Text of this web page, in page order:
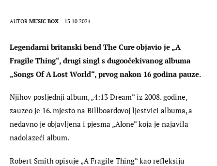
AUTOR MUSIC BOX 13.10.2024.
Legendarni britanski bend The Cure objavio je „A
Fragile Thing“, drugi singl s dugoočekivanog albuma
„Songs Of A Lost World“, prvog nakon 16 godina pauze.
Njihov posljednji album, „4:13 Dream“ iz 2008. godine,
zauzeo je 16. mjesto na Billboardovoj ljestvici albuma, a
nedavno je objavljena i pjesma „Alone“ koja je najavila
nadolazeći album.
Robert Smith opisuje „A Fragile Thing“ kao refleksiju